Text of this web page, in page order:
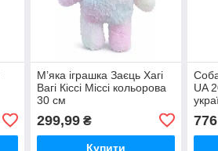
М’яка іграшка Заєць Хагі
Вагі Кіссі Міссі кольорова
30 см
299,99₴
Купити
UA
776